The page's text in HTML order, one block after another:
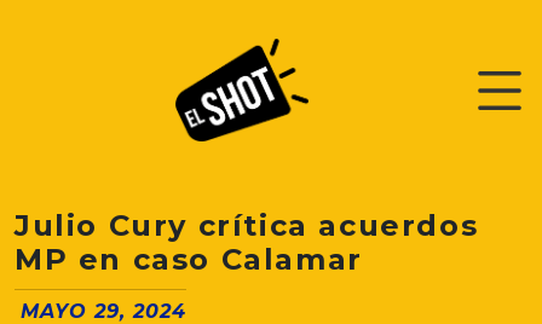
Julio Cury crítica acuerdos
MP en caso Calamar
MAYO 29, 2024